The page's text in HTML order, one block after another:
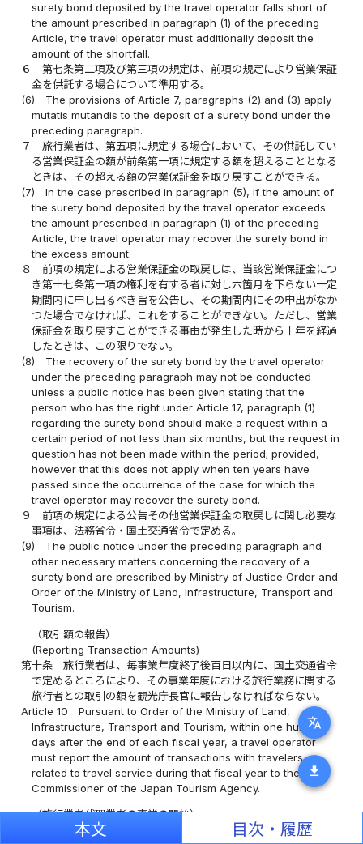
translate
download
surety bond deposited by the travel operator falls short of
the amount prescribed in paragraph (1) of the preceding
Article, the travel operator must additionally deposit the
amount of the shortfall.
６
第七条第二項及び第三項の規定は、前項の規定により営業保証
金を供託する場合について準用する。
(6)
The provisions of Article 7, paragraphs (2) and (3) apply
mutatis mutandis to the deposit of a surety bond under the
preceding paragraph.
７
旅行業者は、第五項に規定する場合において、その供託してい
る営業保証金の額が前条第一項に規定する額を超えることとなる
ときは、その超える額の営業保証金を取り戻すことができる。
(7)
In the case prescribed in paragraph (5), if the amount of
the surety bond deposited by the travel operator exceeds
the amount prescribed in paragraph (1) of the preceding
Article, the travel operator may recover the surety bond in
the excess amount.
８
前項の規定による営業保証金の取戻しは、当該営業保証金につ
き第十七条第一項の権利を有する者に対し六箇月を下らない一定
期間内に申し出るべき旨を公告し、その期間内にその申出がなか
つた場合でなければ、これをすることができない。ただし、営業
保証金を取り戻すことができる事由が発生した時から十年を経過
したときは、この限りでない。
(8)
The recovery of the surety bond by the travel operator
under the preceding paragraph may not be conducted
unless a public notice has been given stating that the
person who has the right under Article 17, paragraph (1)
regarding the surety bond should make a request within a
certain period of not less than six months, but the request in
question has not been made within the period; provided,
however that this does not apply when ten years have
passed since the occurrence of the case for which the
travel operator may recover the surety bond.
９
前項の規定による公告その他営業保証金の取戻しに関し必要な
事項は、法務省令・国土交通省令で定める。
(9)
The public notice under the preceding paragraph and
other necessary matters concerning the recovery of a
surety bond are prescribed by Ministry of Justice Order and
Order of the Ministry of Land, Infrastructure, Transport and
Tourism.
（取引額の報告）
(Reporting Transaction Amounts)
第十条
旅行業者は、毎事業年度終了後百日以内に、国土交通省令
で定めるところにより、その事業年度における旅行業務に関する
旅行者との取引の額を観光庁長官に報告しなければならない。
Article 10
Pursuant to Order of the Ministry of Land,
Infrastructure, Transport and Tourism, within one hundred
days after the end of each fiscal year, a travel operator
must report the amount of transactions with travelers
related to travel service during that fiscal year to the
Commissioner of the Japan Tourism Agency.
（旅行業者代理業者の事業の開始）
(Commencement of Business of Travel Agents)
本文 目次・履歴